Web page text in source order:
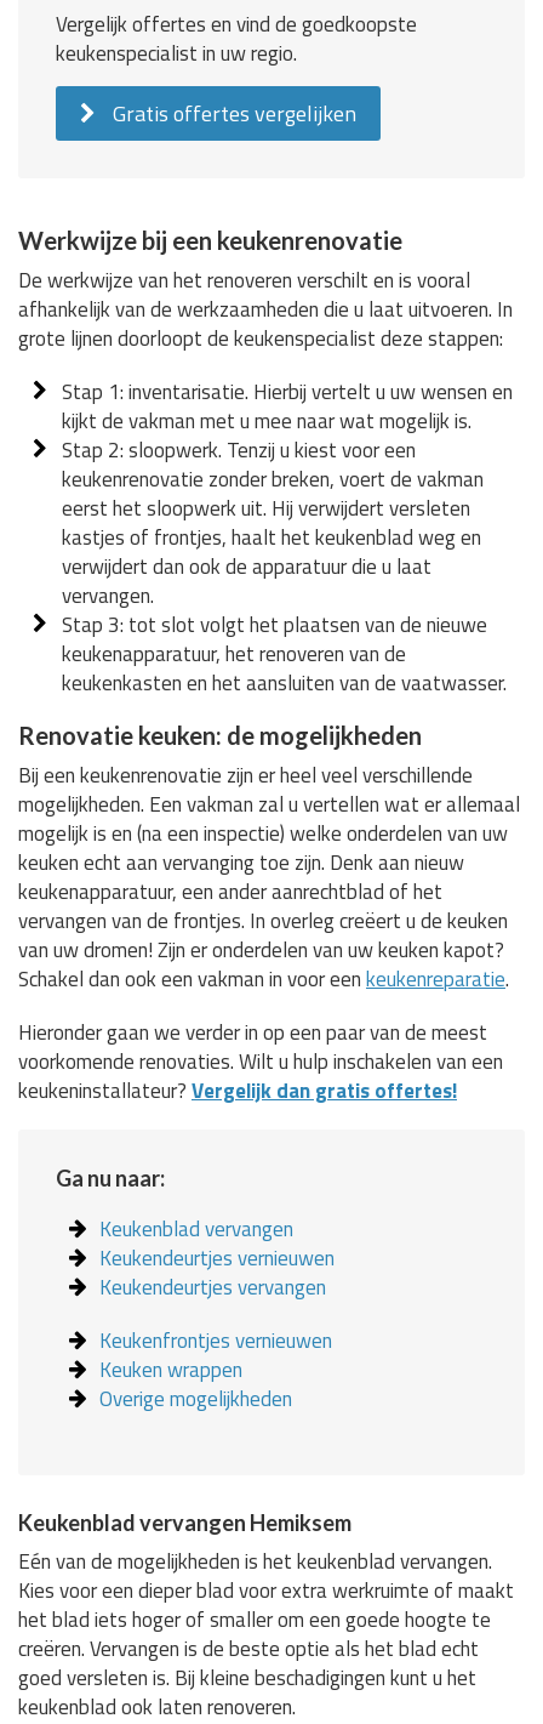
Vergelijk offertes en vind de goedkoopste
keukenspecialist in uw regio.
Gratis offertes vergelijken
Werkwijze bij een keukenrenovatie
De werkwijze van het renoveren verschilt en is vooral
afhankelijk van de werkzaamheden die u laat uitvoeren. In
grote lijnen doorloopt de keukenspecialist deze stappen:
Stap 1: inventarisatie. Hierbij vertelt u uw wensen en
kijkt de vakman met u mee naar wat mogelijk is.
Stap 2: sloopwerk. Tenzij u kiest voor een
keukenrenovatie zonder breken, voert de vakman
eerst het sloopwerk uit. Hij verwijdert versleten
kastjes of frontjes, haalt het keukenblad weg en
verwijdert dan ook de apparatuur die u laat
vervangen.
Stap 3: tot slot volgt het plaatsen van de nieuwe
keukenapparatuur, het renoveren van de
keukenkasten en het aansluiten van de vaatwasser.
Renovatie keuken: de mogelijkheden
Bij een keukenrenovatie zijn er heel veel verschillende
mogelijkheden. Een vakman zal u vertellen wat er allemaal
mogelijk is en (na een inspectie) welke onderdelen van uw
keuken echt aan vervanging toe zijn. Denk aan nieuw
keukenapparatuur, een ander aanrechtblad of het
vervangen van de frontjes. In overleg creëert u de keuken
van uw dromen! Zijn er onderdelen van uw keuken kapot?
Schakel dan ook een vakman in voor eenkeukenreparatie.
Hieronder gaan we verder in op een paar van de meest
voorkomende renovaties. Wilt u hulp inschakelen van een
keukeninstallateur?Vergelijk dan gratis offertes!
Ga nu naar:
Keukenblad vervangen
Keukendeurtjes vernieuwen
Keukendeurtjes vervangen
Keukenfrontjes vernieuwen
Keuken wrappen
Overige mogelijkheden
Keukenblad vervangen Hemiksem
Eén van de mogelijkheden is het keukenblad vervangen.
Kies voor een dieper blad voor extra werkruimte of maakt
het blad iets hoger of smaller om een goede hoogte te
creëren. Vervangen is de beste optie als het blad echt
goed versleten is. Bij kleine beschadigingen kunt u het
keukenblad ook laten renoveren.